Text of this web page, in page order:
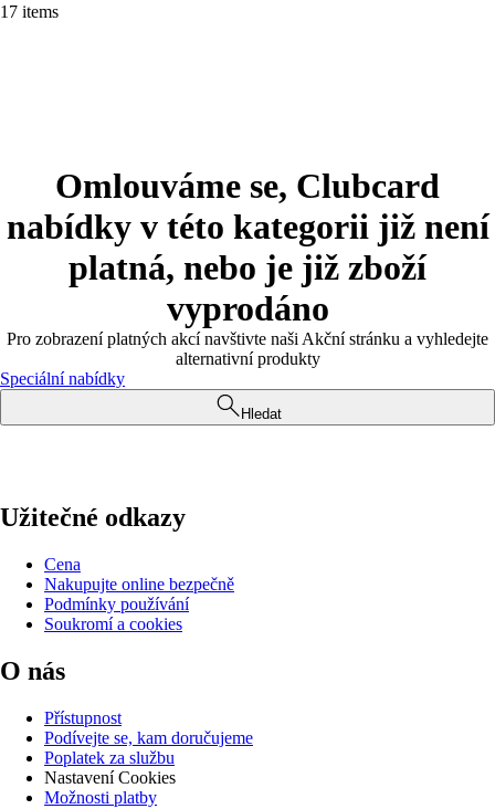
17 items
Omlouváme se, Clubcard
nabídky v této kategorii již není
platná, nebo je již zboží
vyprodáno
Pro zobrazení platných akcí navštivte naši Akční stránku a vyhledejte
alternativní produkty
Speciální nabídky
Hledat
Užitečné odkazy
Cena
Nakupujte online bezpečně
Podmínky používání
Soukromí a cookies
O nás
Přístupnost
Podívejte se, kam doručujeme
Poplatek za službu
Nastavení Cookies
Možnosti platby